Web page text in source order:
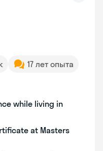
17 лет опыта
while living in
at Masters